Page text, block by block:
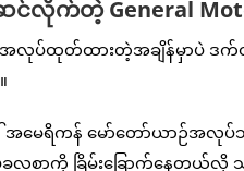
လိုက်တဲ့ General
ာယီအလုပ်ထုတ်ထားတဲ့အချိန်မှာပဲ
ကန် မော်တော်ယာဉ်အလုပ်သမာ
ာကို ခြိမ်းခြောက်နေတယ်လို့